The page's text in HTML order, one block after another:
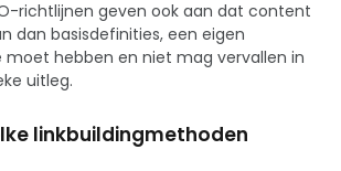
richtlijnen geven ook aan dat content
dan basisdefinities, een eigen
moet hebben en niet mag vervallen in
uitleg.
linkbuildingmethoden